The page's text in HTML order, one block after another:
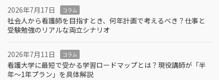
2026年7月17日 コラム
社会人から看護師を目指すとき、何年計画で考えるべき？仕事と
受験勉強のリアルな両立シナリオ
2026年7月11日 コラム
看護大学に最短で受かる学習ロードマップとは？現役講師が「半
年～1年プラン」を具体解説